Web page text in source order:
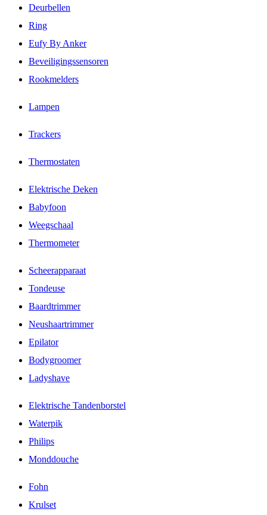
Deurbellen
Ring
Eufy By Anker
Beveiligingssensoren
Rookmelders
Lampen
Trackers
Thermostaten
Elektrische Deken
Babyfoon
Weegschaal
Thermometer
Scheerapparaat
Tondeuse
Baardtrimmer
Neushaartrimmer
Epilator
Bodygroomer
Ladyshave
Elektrische Tandenborstel
Waterpik
Philips
Monddouche
Fohn
Krulset